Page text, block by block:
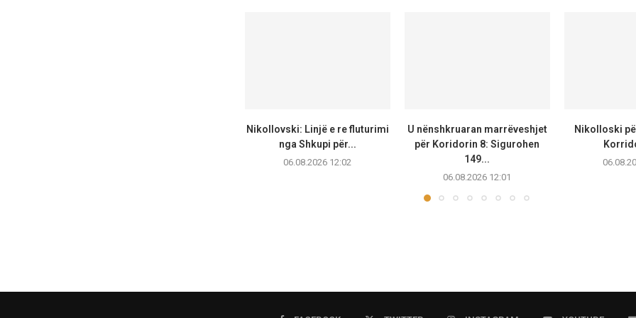
Nikollovski: Linjë e re fluturimi
nga Shkupi për...
06.08.2026 12:02
U nënshkruaran marrëveshjet
për Koridorin 8: Sigurohen
149...
06.08.2026 12:01
Nikolloski